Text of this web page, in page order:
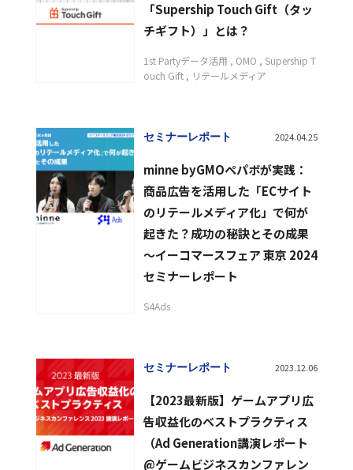
「Supership Touch Gift（タッ
チギフト）」とは？
1st Partyデータ活用 OMO
Supership T
ouch Gift
リテールメディア
セミナーレポート 2024.04.25
minne byGMOペパボが実践：
商品広告を活用した「ECサイト
のリテールメディア化」で何が
起きた？成功の秘訣とその成果
〜イーコマースフェア 東京 2024
セミナーレポート
S4Ads
セミナーレポート 2023.12.06
【2023最新版】ゲームアプリ広
告収益化のベストプラクティス
（Ad Generation講演レポート
@ゲームビジネスカンファレン